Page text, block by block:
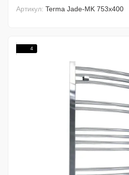
Артикул: Terma Jade-MK 753x400
4